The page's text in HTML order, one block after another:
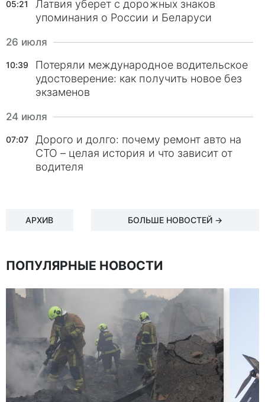
05:21
Латвия уберет с дорожных знаков
упоминания о России и Беларуси
26 июля
10:39
Потеряли международное водительское
удостоверение: как получить новое без
экзаменов
24 июля
07:07
Дорого и долго: почему ремонт авто на
СТО – целая история и что зависит от
водителя
АРХИВ БОЛЬШЕ НОВОСТЕЙ →
ПОПУЛЯРНЫЕ НОВОСТИ